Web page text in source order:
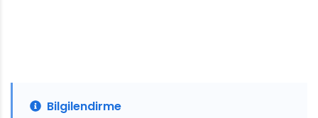
Bilgilendirme